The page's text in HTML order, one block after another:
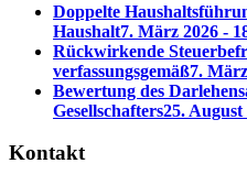
Doppelte
Haushalt7. März 2026 -
Rückwirkende
verfassungsgemäß7.
Bewertung des
Gesellschafters25. August
Kontakt